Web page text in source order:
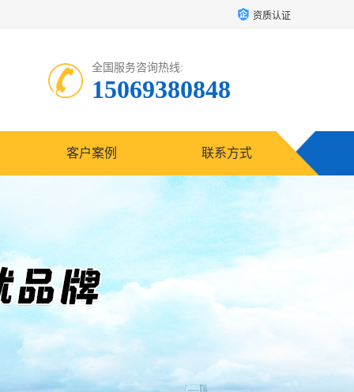
资质认证
全国服务咨询热线:
15069380848
客户案例 联系方式